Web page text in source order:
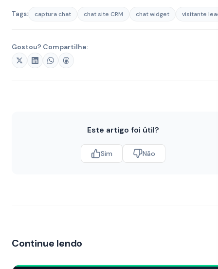
Tags: captura chat chat site CRM chat widget visitante
Gostou? Compartilhe:
Este artigo foi útil?
Sim Não
Continue lendo